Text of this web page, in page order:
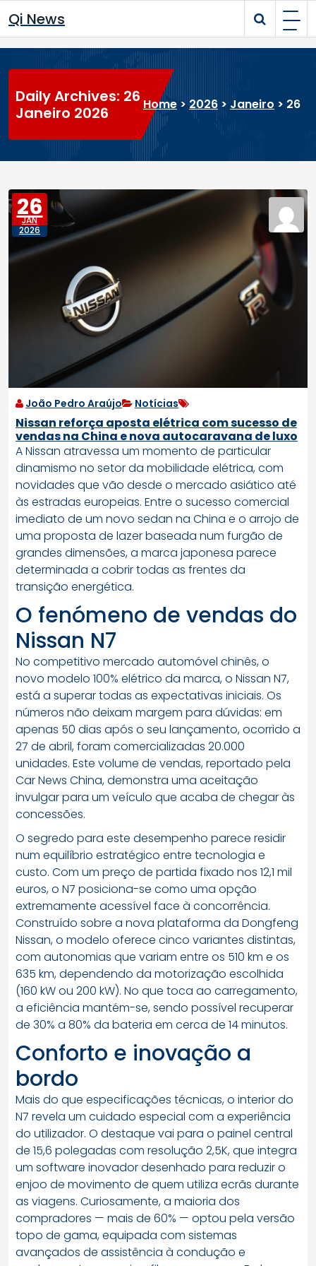
to
content
Qi News
Daily Archives: 26
Janeiro 2026
Home >2026 > Janeiro > 26
26
JAN
2026
João Pedro Araújo Notícias
Nissan reforça aposta elétrica com sucesso de
vendas na China e nova autocaravana de luxo
A Nissan atravessa um momento de particular
dinamismo no setor da mobilidade elétrica, com
novidades que vão desde o mercado asiático até
às estradas europeias. Entre o sucesso comercial
imediato de um novo sedan na China e o arrojo de
uma proposta de lazer baseada num furgão de
grandes dimensões, a marca japonesa parece
determinada a cobrir todas as frentes da
transição energética.
O fenómeno de vendas do
Nissan N7
No competitivo mercado automóvel chinês, o
novo modelo 100% elétrico da marca, o Nissan N7,
está a superar todas as expectativas iniciais. Os
números não deixam margem para dúvidas: em
apenas 50 dias após o seu lançamento, ocorrido a
27 de abril, foram comercializadas 20.000
unidades. Este volume de vendas, reportado pela
Car News China, demonstra uma aceitação
invulgar para um veículo que acaba de chegar às
concessões.
O segredo para este desempenho parece residir
num equilíbrio estratégico entre tecnologia e
custo. Com um preço de partida fixado nos 12,1 mil
euros, o N7 posiciona-se como uma opção
extremamente acessível face à concorrência.
Construído sobre a nova plataforma da Dongfeng
Nissan, o modelo oferece cinco variantes distintas,
com autonomias que variam entre os 510 km e os
635 km, dependendo da motorização escolhida
(160 kW ou 200 kW). No que toca ao carregamento,
a eficiência mantém-se, sendo possível recuperar
de 30% a 80% da bateria em cerca de 14 minutos.
Conforto e inovação a
bordo
Mais do que especificações técnicas, o interior do
N7 revela um cuidado especial com a experiência
do utilizador. O destaque vai para o painel central
de 15,6 polegadas com resolução 2,5K, que integra
um software inovador desenhado para reduzir o
enjoo de movimento de quem utiliza ecrãs durante
as viagens. Curiosamente, a maioria dos
compradores — mais de 60% — optou pela versão
topo de gama, equipada com sistemas
avançados de assistência à condução e